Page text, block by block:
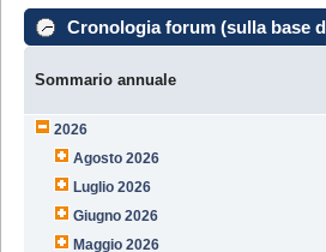
Cronologia forum (sulla base
Sommario annuale
2026
Agosto 2026
Luglio 2026
Giugno 2026
Maggio 2026